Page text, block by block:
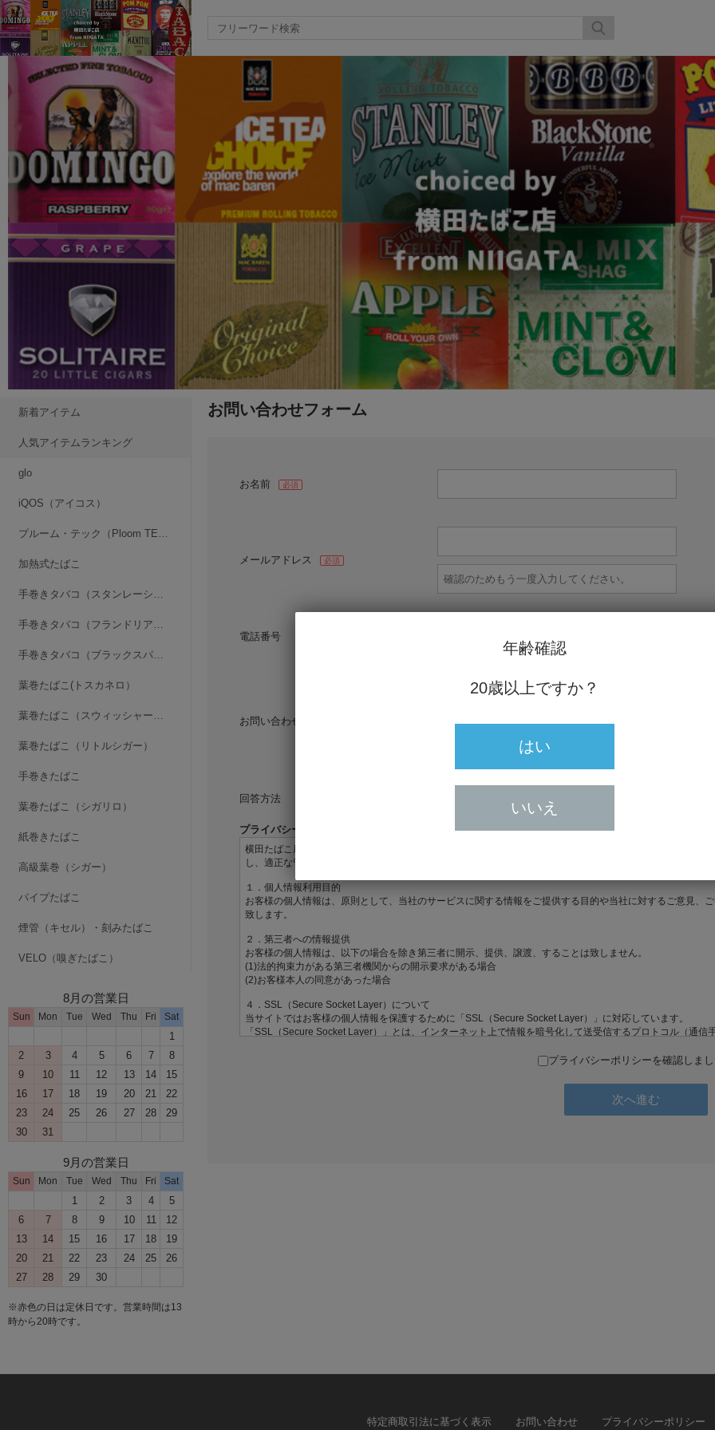
新着アイテム
人気アイテムランキング
glo
iQOS（アイコス）
プルーム・テック（Ploom TECH）
加熱式たばこ
手巻きタバコ（スタンレーシリーズ）
手巻きタバコ（フランドリア・シリーズ）
手巻きタバコ（ブラックスパイダーシリーズ）
葉巻たばこ(トスカネロ）
葉巻たばこ（スウィッシャースイート）
葉巻たばこ（リトルシガー）
手巻きたばこ
葉巻たばこ（シガリロ）
紙巻きたばこ
高級葉巻（シガー）
パイプたばこ
煙管（キセル）・刻みたばこ
VELO（嗅ぎたばこ）
8月の営業日
Sun Mon Tue Wed Thu Fri Sat
1
2
3 4 5 6 7
8
9
10 11 12 13 14
15
16
17 18 19 20 21
22
23
24 25 26 27 28
29
30
31
9月の営業日
Sun Mon Tue Wed Thu Fri Sat
1 2 3 4
5
6
7 8 9 10 11
12
13
14 15 16 17 18
19
20
21 22 23 24 25
26
27
28 29 30
※赤色の日は定休日です。営業時間は13
時から20時です。
お問い合わせフォーム
お名前 必須
メールアドレス 必須
電話番号
お問い合わせ内容
回答方法
プライバシーポリシーをご確認ください。
プライバシーポリシーを確認しま
特定商取引法に基づく表示 お問い合わせ プライバシーポリシー
年齢確認
20歳以上ですか？
はい
いいえ